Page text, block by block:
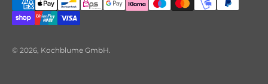
© 2026, Kochblume GmbH.